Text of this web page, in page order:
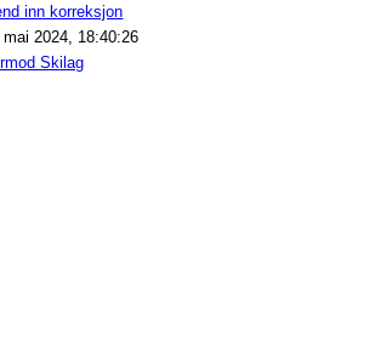
inn korreksjon
mai 2024, 18:40:26
Skilag